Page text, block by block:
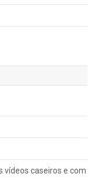
vídeos caseiros e com